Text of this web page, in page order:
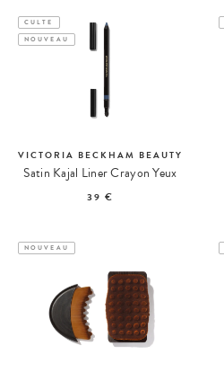
CULTE
NOUVEAU
VICTORIA BECKHAM BEAUTY
Satin Kajal Liner Crayon Yeux
39 €
NOUVEAU